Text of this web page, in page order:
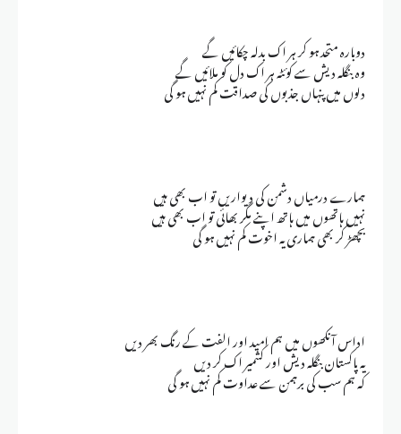
دوبارہ متحد ہو کر ہر اک بدلہ چکائیں گے
وہ بنگلہ دیش سے کوئٹہ ہر اک دل کو ملائیں گے
دلوں میں پنہاں جذبوں کی صداقت کم نہیں ہو گی
ہمارے درمیاں دشمن کی دیواریں تو اب بھی ہیں
نہیں ہاتھوں میں ہاتھ اپنے مگر بھائی تو اب بھی ہیں
بچھڑ کر بھی ہماری یہ اخوت کم نہیں ہو گی
اداس آنکھوں میں ہم امید اور الفت کے رنگ بھر دیں
یہ پاکستان بنگلہ دیش اور کشمیر اک کر دیں
کہ ہم سب کی برہمن سے عداوت کم نہیں ہو گی